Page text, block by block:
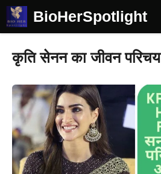
Skip
BioHerSpotlight
कृति सेनन का जीवन परिचय